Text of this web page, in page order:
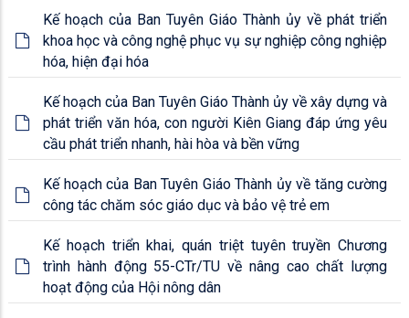
Kế hoạch của Ban Tuyên Giáo Thành ủy về phát triển
khoa học và công nghệ phục vụ sự nghiệp công nghiệp
hóa, hiện đại hóa
Kế hoạch của Ban Tuyên Giáo Thành ủy về xây dựng và
phát triển văn hóa, con người Kiên Giang đáp ứng yêu
cầu phát triển nhanh, hài hòa và bền vững
Kế hoạch của Ban Tuyên Giáo Thành ủy về tăng cường
công tác chăm sóc giáo dục và bảo vệ trẻ em
Kế hoạch triển khai, quán triệt tuyên truyền Chương
trình hành động 55-CTr/TU về nâng cao chất lượng
hoạt động của Hội nông dân